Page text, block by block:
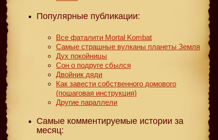
Популярные публикации:
Все фаталити Mortal Kombat
Самые страшные вулканы планеты Земля
Дух покойницы
Сон о подруге сбылся
Двойник дяди
Как завести собственного домового
(пошаговая инструкция)
Другие параллели
Самые комментируемые истории за
месяц: